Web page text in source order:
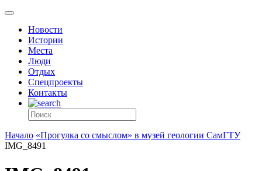
Новости
Истории
Места
Люди
Отдых
Спецпроекты
Контакты
Начало «Прогулка со смыслом» в музей геологии СамГТУ
IMG_8491